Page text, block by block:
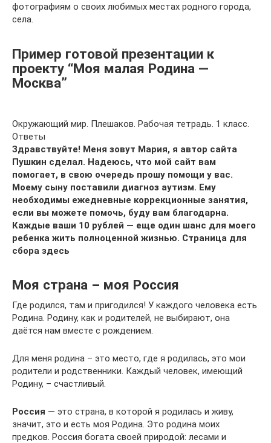
фотографиям о своих любимых местах родного города,
села.
Пример готовой презентации к
проекту “Моя малая Родина —
Москва”
Окружающий мир. Плешаков. Рабочая тетрадь. 1 класс.
Ответы
Здравствуйте! Меня зовут Мария, я автор сайта
Пушкин сделал. Надеюсь, что мой сайт вам
помогает, в свою очередь прошу помощи у вас.
Моему сыну поставили диагноз аутизм. Ему
необходимы ежедневные коррекционные занятия,
если вы можете помочь, буду вам благодарна.
Каждые ваши 10 рублей — еще один шанс для моего
ребенка жить полноценной жизнью. Страница для
сбора здесь
Моя страна – моя Россия
Где родился, там и пригодился! У каждого человека есть
Родина. Родину, как и родителей, не выбирают, она
даётся нам вместе с рождением.
Для меня родина – это место, где я родилась, это мои
родители и родственники. Каждый человек, имеющий
Родину, – счастливый.
Россия — это страна, в которой я родилась и живу,
значит, это и есть моя Родина. Это родина моих
предков. Россия богата своей природой: лесами и